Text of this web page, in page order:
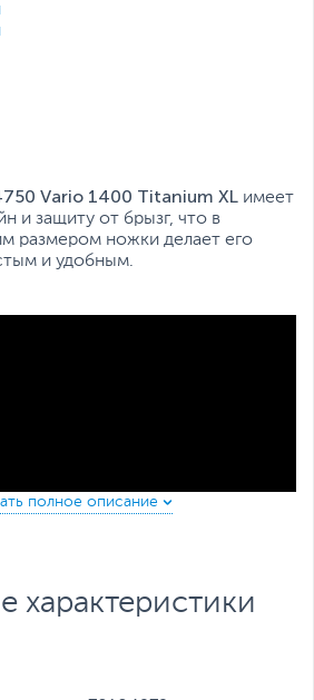
Vario 1400 Titanium XL имеет
и защиту от брызг, что в
размером ножки делает его
и удобным.
самый твердый кусок льда. Выбор
характеристики